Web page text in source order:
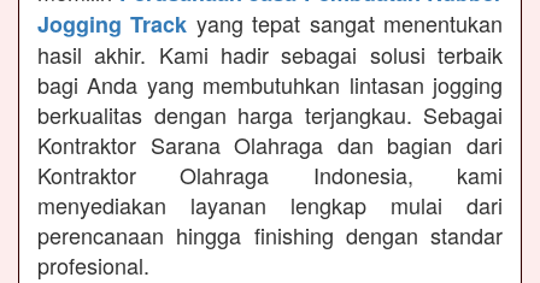
Jogging Track yang tepat sangat menentukan
hasil akhir. Kami hadir sebagai solusi terbaik
bagi Anda yang membutuhkan lintasan jogging
berkualitas dengan harga terjangkau. Sebagai
Kontraktor Sarana Olahraga dan bagian dari
Kontraktor Olahraga Indonesia, kami
menyediakan layanan lengkap mulai dari
perencanaan hingga finishing dengan standar
profesional.